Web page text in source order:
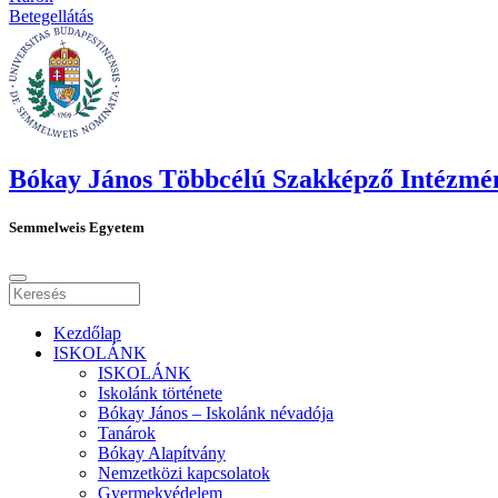
Betegellátás
Bókay János Többcélú Szakképző
Semmelweis Egyetem
Kezdőlap
ISKOLÁNK
ISKOLÁNK
Iskolánk története
Bókay János – Iskolánk névadója
Tanárok
Bókay Alapítvány
Nemzetközi kapcsolatok
Gyermekvédelem